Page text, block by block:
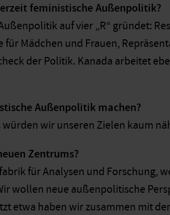
feministische Außenpolitik?
auf vier „R“ gründet:
für Mädchen und Frauen,
der Politik. Kanada arbeitet
Außenpolitik machen?
wir unseren Zielen kaum
Zentrums?
für Analysen und Forschung,
wollen neue außenpolitische
etwa haben wir zusammen mit